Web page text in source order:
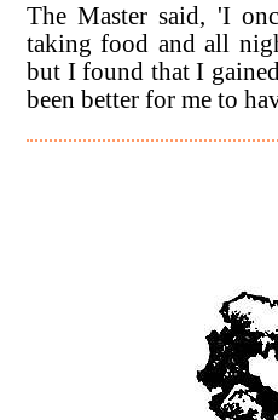
The Master said, 'I
taking food and all
but I found that I
been better for me to